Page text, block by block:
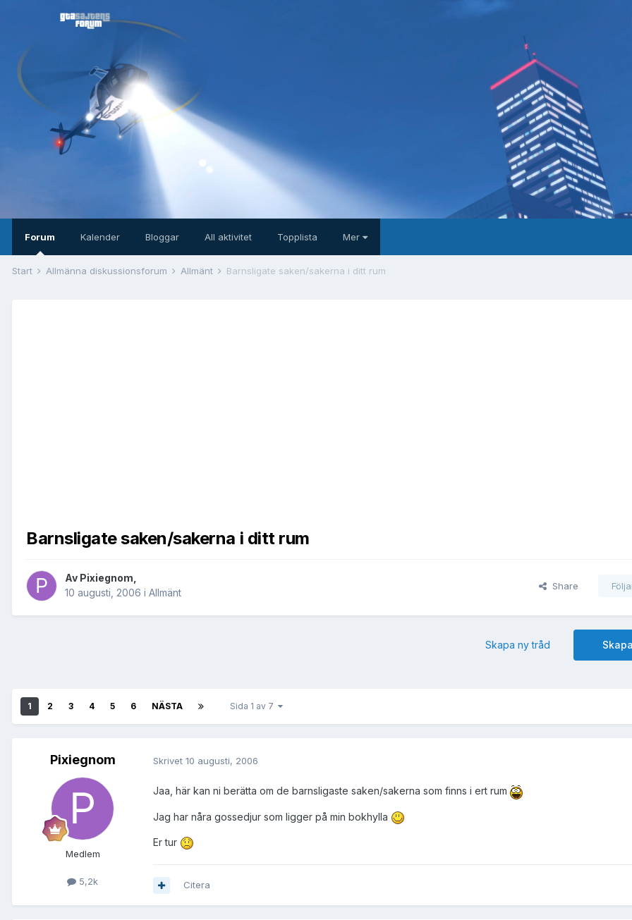
Forum Kalender Bloggar All aktivitet Topplista Mer
Start Allmänna diskussionsforum Allmänt Barnsligate saken/sakerna i ditt rum
Barnsligate saken/sakerna i ditt rum
Av Pixiegnom
10 augusti, 2006 i Allmänt
Share
Skapa ny tråd
1 2 3 4 5 6 NÄSTA Sida 1 av 7
Pixiegnom
Medlem
5,2k
Skrivet 10 augusti, 2006
Jaa, här kan ni berätta om de barnsligaste saken/sakerna som finns i ert rum
Jag har nåra gossedjur som ligger på min bokhylla
Er tur
Citera